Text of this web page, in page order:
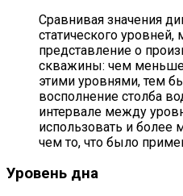
Сравнивая значения
статического
представление о
скважины: чем
этими уровнями, тем
восполнение столба
интервале между
использовать и более
чем то, что было
Уровень дна